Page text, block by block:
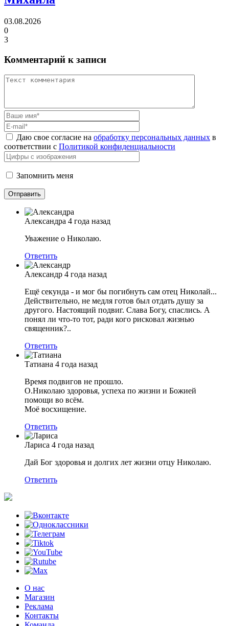
03.08.2026
0
3
Комментарий к записи
Даю свое согласие на обработку персональных данных в
соответствии с Политикой конфиденциальности
Запомнить меня
Александра 4 года назад
Уважение о Николаю.
Ответить
Александр 4 года назад
Ещё секунда - и мог бы погибнуть сам отец Николай...
Действительно, не медля готов был отдать душу за
другого. Настоящий подвиг. Слава Богу, спаслись. А
понял ли что-то тот, ради кого рисковал жизнью
священник?..
Ответить
Татиана 4 года назад
Время подвигов не прошло.
О.Николаю здоровья, успеха по жизни и Божией
помощи во всём.
Моё восхищение.
Ответить
Лариса 4 года назад
Дай Бог здоровья и долгих лет жизни отцу Николаю.
Ответить
О нас
Магазин
Реклама
Контакты